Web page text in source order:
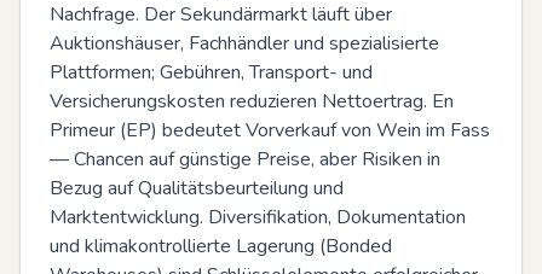
Nachfrage. Der Sekundärmarkt läuft über
Auktionshäuser, Fachhändler und spezialisierte
Plattformen; Gebühren, Transport- und
Versicherungskosten reduzieren Nettoertrag. En
Primeur (EP) bedeutet Vorverkauf von Wein im Fass
— Chancen auf günstige Preise, aber Risiken in
Bezug auf Qualitätsbeurteilung und
Marktentwicklung. Diversifikation, Dokumentation
und klimakontrollierte Lagerung (Bonded